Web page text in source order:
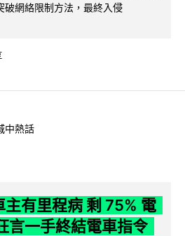
網絡限制方法，最終入侵
中熱話
有里程病 剩 75% 電
言一手終結電車指令